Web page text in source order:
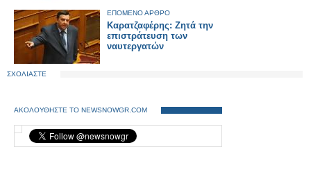
ΕΠΟΜΕΝΟ ΑΡΘΡΟ
Καρατζαφέρης: Ζητά την
επιστράτευση των
ναυτεργατών
ΣΧΟΛΙΑΣΤΕ
ΑΚΟΛΟΥΘΗΣΤΕ ΤΟ NEWSNOWGR.COM